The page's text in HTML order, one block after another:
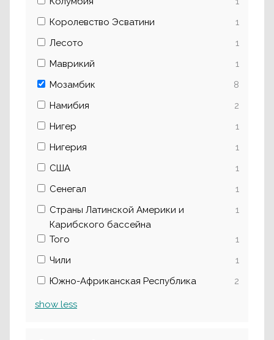
Королевство Эсватини
1
Лесото
1
Маврикий
1
Мозамбик
8
Намибия
2
Нигер
1
Нигерия
1
США
1
Сенегал
1
Страны Латинской Америки и
Карибского бассейна
1
Того
1
Чили
1
Южно-Африканская Республика
2
show less